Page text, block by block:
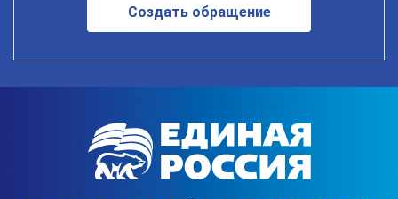
Создать обращение